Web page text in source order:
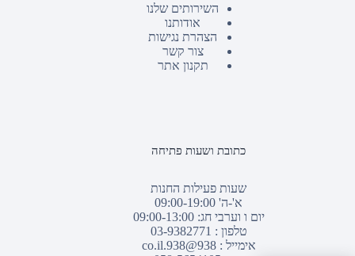
השירותים שלנו
אודותנו
הצהרת נגישות
צור קשר
תקנון אתר
כתובת ושעות פתיחה
שעות פעילות החנות
א'-ה' 09:00-19:00
יום ו וערבי חג: 09:00-13:00
טלפון : 03-9382771
אימייל :938@938.co.il